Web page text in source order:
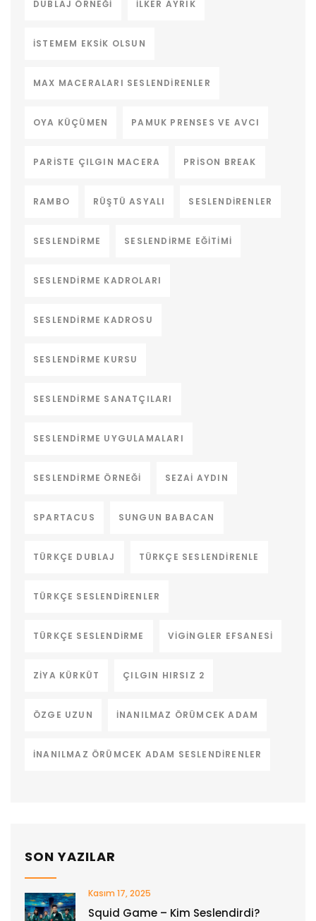
DUBLAJ ÖRNEĞI ILKER AYRIK
ISTEMEM EKSIK OLSUN
MAX MACERALARI SESLENDIRENLER
OYA KÜÇÜMEN PAMUK PRENSES VE AVCI
PARISTE ÇILGIN MACERA PRISON BREAK
RAMBO RÜŞTÜ ASYALI SESLENDIRENLER
SESLENDIRME SESLENDIRME EĞITIMI
SESLENDIRME KADROLARI
SESLENDIRME KADROSU
SESLENDIRME KURSU
SESLENDIRME SANATÇILARI
SESLENDIRME UYGULAMALARI
SESLENDIRME ÖRNEĞI SEZAI AYDIN
SPARTACUS SUNGUN BABACAN
TÜRKÇE DUBLAJ TÜRKÇE SESLENDIRENLE
TÜRKÇE SESLENDIRENLER
TÜRKÇE SESLENDIRME VIGINGLER EFSANESI
ZIYA KÜRKÜT ÇILGIN HIRSIZ 2
ÖZGE UZUN İNANILMAZ ÖRÜMCEK ADAM
İNANILMAZ ÖRÜMCEK ADAM SESLENDIRENLER
SON YAZILAR
Kasım 17, 2025
Squid Game – Kim Seslendirdi?